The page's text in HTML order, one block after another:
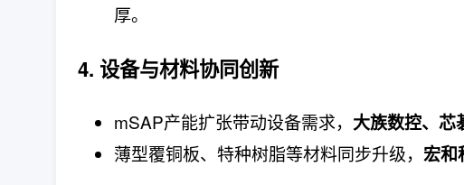
厚。
4. 设备与材料协同创新
mSAP产能扩张带动设备需求， 大族数控、芯
薄型覆铜板、特种树脂等材料同步升级， 宏和